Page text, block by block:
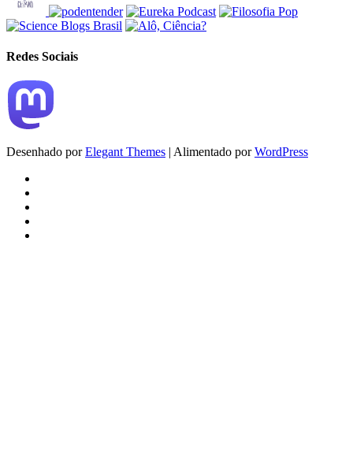
Redes Sociais
Desenhado porElegant Themes | Alimentado porWordPress